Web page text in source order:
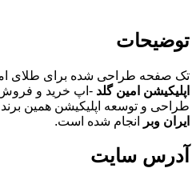
توضیحات
تک صفحه طراحی شده برای طلای
اپلیکیشن امین گلد -اپ خرید و
طراحی و توسعه اپلیکیشن همین
ایران وبر
انجام شده است.
آدرس سایت